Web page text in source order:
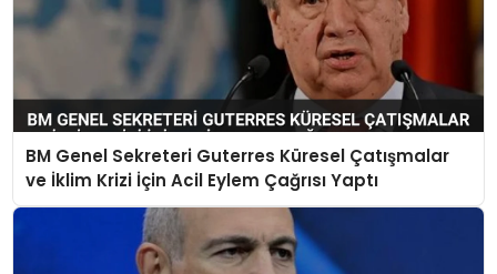
BM Genel Sekreteri Guterres Küresel Çatışmalar
ve İklim Krizi İçin Acil Eylem Çağrısı Yaptı